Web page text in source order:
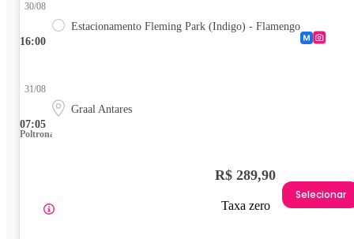
16:00
30/08
Estacionamento Fleming Park (Indigo) - Flamengo
07:05
31/08
Graal Antares
Poltrona
R$ 289,90
Taxa zero
Selecionar